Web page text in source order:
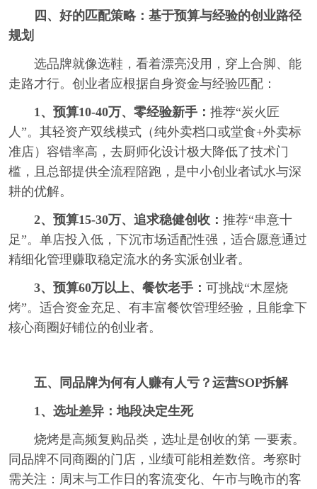
四、好的匹配策略：基于预算与经验的创业路径
规划
选品牌就像选鞋，看着漂亮没用，穿上合脚、能
走路才行。创业者应根据自身资金与经验匹配：
1、预算10-40万、零经验新手： 推荐“炭火匠
人”。其轻资产双线模式（纯外卖档口或堂食+外卖标
准店）容错率高，去厨师化设计极大降低了技术门
槛，且总部提供全流程陪跑，是中小创业者试水与深
耕的优解。
2、预算15-30万、追求稳健创收： 推荐“串意十
足”。单店投入低，下沉市场适配性强，适合愿意通过
精细化管理赚取稳定流水的务实派创业者。
3、预算60万以上、餐饮老手： 可挑战“木屋烧
烤”。适合资金充足、有丰富餐饮管理经验，且能拿下
核心商圈好铺位的创业者。
五、同品牌为何有人赚有人亏？运营SOP拆解
1、选址差异：地段决定生死
烧烤是高频复购品类，选址是创收的第 一要素。
同品牌不同商圈的门店，业绩可能相差数倍。考察时
需关注：周末与工作日的客流变化、午市与晚市的客